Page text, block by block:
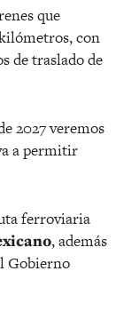
que
con
de traslado de
2027 veremos
a permitir
ferroviaria
, además
Gobierno